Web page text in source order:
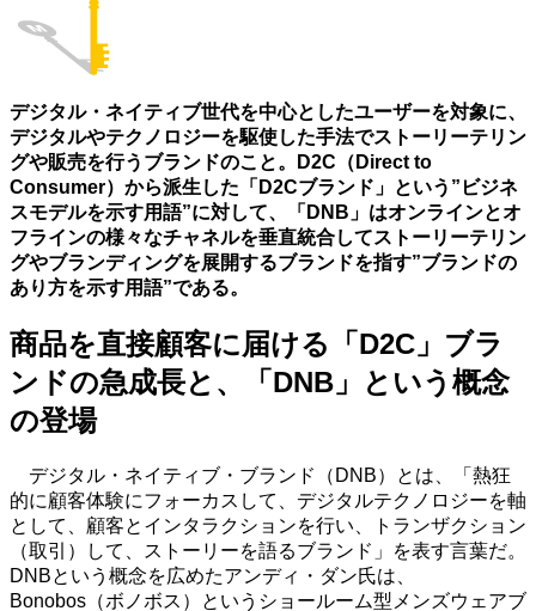
デジタル・ネイティブ世代を中心としたユーザーを対象に、
デジタルやテクノロジーを駆使した手法でストーリーテリン
グや販売を行うブランドのこと。D2C（Direct to
Consumer）から派生した「D2Cブランド」という”ビジネ
スモデルを示す用語”に対して、「DNB」はオンラインとオ
フラインの様々なチャネルを垂直統合してストーリーテリン
グやブランディングを展開するブランドを指す”ブランドの
あり方を示す用語”である。
商品を直接顧客に届ける「D2C」ブラ
ンドの急成長と、「DNB」という概念
の登場
デジタル・ネイティブ・ブランド（DNB）とは、「熱狂
的に顧客体験にフォーカスして、デジタルテクノロジーを軸
として、顧客とインタラクションを行い、トランザクション
（取引）して、ストーリーを語るブランド」を表す言葉だ。
DNBという概念を広めたアンディ・ダン氏は、
Bonobos（ボノボス）というショールーム型メンズウェアブ